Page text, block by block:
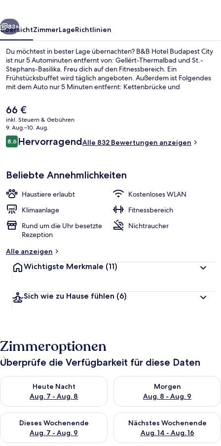
Weiter
83+
ÜbersichtZimmerLageRichtlinien
Du möchtest in bester Lage übernachten? B&B Hotel Budapest City
ist nur 5 Autominuten entfernt von: Gellért-Thermalbad und St.-
Stephans-Basilika. Freu dich auf den Fitnessbereich. Ein
Frühstücksbuffet wird täglich angeboten. Außerdem ist Folgendes
mit dem Auto nur 5 Minuten entfernt: Kettenbrücke und
erhalten gute Bewertungen von anderen Reisenden. Die
Unterkunft ist nur einen kurzen Fußmarsch von den öffentlichen
Verkehrsmitteln entfernt: Zur U-Bahn läuft man 2 Minuten
(Straßenbahnhaltestelle Mester utca / Ferenc körút) bzw. 7 Minuten
(Straßenbahnhaltestelle Haller utca / Soroksári út).
Der
aktuelle
Preis
beträgt
66 €.
66 €
inkl. Steuern & Gebühren
9. Aug.–10. Aug.
Bewertungen
8,68,6 von 10.
HervorragendAlle 832 Bewertungen anzeigen
Beliebte Annehmlichkeiten
Haustiere erlaubt
Kostenloses WLAN
Klimaanlage
Fitnessbereich
Rund um die Uhr besetzte
Rezeption
Nichtraucher
Alle anzeigen
Wichtigste Merkmale (11)
Sich wie zu Hause fühlen (6)
Zimmeroptionen
Überprüfe die Verfügbarkeit für diese Daten
Heute Nacht
Aug. 7 - Aug. 8
Überprüfe die Verfügbarkeit für heute Nacht, Aug. 7 - Aug. 8.
Morgen
Aug. 8 - Aug. 9
Überprüfe die Verfügbarkeit
Dieses Wochenende
Aug. 7 - Aug. 9
Überprüfe die Verfügbarkeit für dieses Wochenende, Aug. 7
Nächstes Wochenende
Aug. 14 - Aug. 16
Überprüfe die Verfügbarkeit